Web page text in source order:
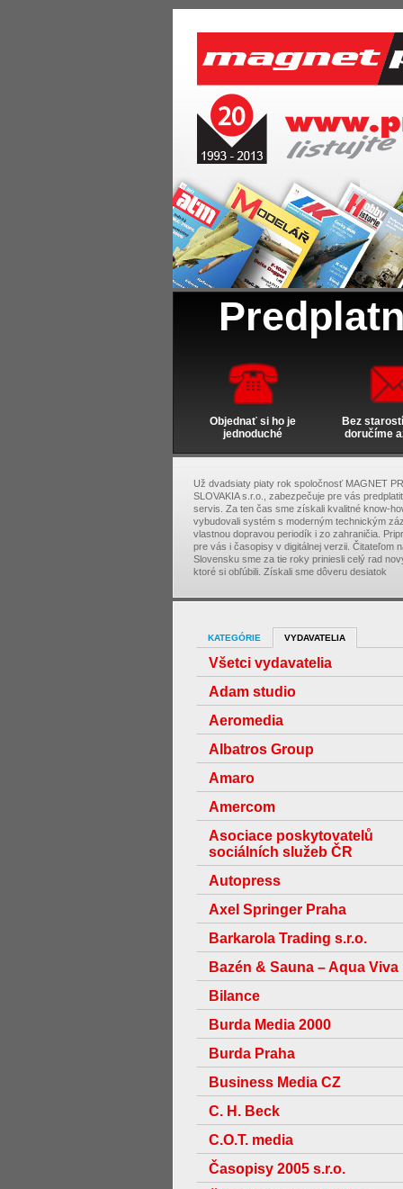
Objednať si ho je
jednoduché
Bez
doručíme
Už dvadsiaty piaty rok spoločnosť MAGNET
SLOVAKIA s.r.o., zabezpečuje pre vás
servis. Za ten čas sme získali kvalitné know-
vybudovali systém s moderným technickým
vlastnou dopravou periodík i zo zahraničia.
pre vás i časopisy v digitálnej verzii. Čitateľom
Slovensku sme za tie roky priniesli celý rad
ktoré si obľúbili. Získali sme dôveru desiatok
KATEGÓRIE VYDAVATELIA
Všetci vydavatelia
Adam studio
Aeromedia
Albatros Group
Amaro
Amercom
Asociace poskytovatelů
sociálních služeb ČR
Autopress
Axel Springer Praha
Barkarola Trading s.r.o.
Bazén & Sauna – Aqua Viva
Bilance
Burda Media 2000
Burda Praha
Business Media CZ
C. H. Beck
C.O.T. media
Časopisy 2005 s.r.o.